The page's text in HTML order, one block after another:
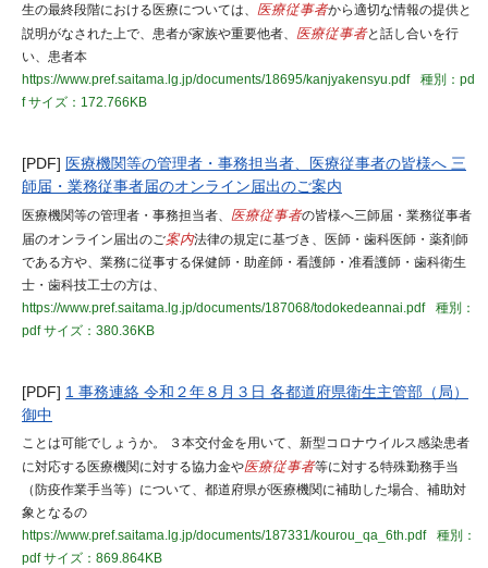
生の最終段階における医療については、 医療従事者から適切な情報の提供と
説明がなされた上で、患者が家族や重要他者、 医療従事者と話し合いを行
い、患者本
https://www.pref.saitama.lg.jp/documents/18695/kanjyakensyu.pdf
種別：pd
fサイズ：172.766KB
[PDF] 医療機関等の管理者・事務担当者、医療従事者の皆様へ 三
師届・業務従事者届のオンライン届出のご案内
医療機関等の管理者・事務担当者、 医療従事者の皆様へ三師届・業務従事者
届のオンライン届出のご案内法律の規定に基づき、医師・歯科医師・薬剤師
である方や、業務に従事する保健師・助産師・看護師・准看護師・歯科衛生
士・歯科技工士の方は、
https://www.pref.saitama.lg.jp/documents/187068/todokedeannai.pdf
種別：
pdfサイズ：380.36KB
[PDF] 1 事務連絡 令和２年８月３日 各都道府県衛生主管部（局）
御中
ことは可能でしょうか。 ３本交付金を用いて、新型コロナウイルス感染患者
に対応する医療機関に対する協力金や医療従事者等に対する特殊勤務手当
（防疫作業手当等）について、都道府県が医療機関に補助した場合、補助対
象となるの
https://www.pref.saitama.lg.jp/documents/187331/kourou_qa_6th.pdf
種別：
pdfサイズ：869.864KB